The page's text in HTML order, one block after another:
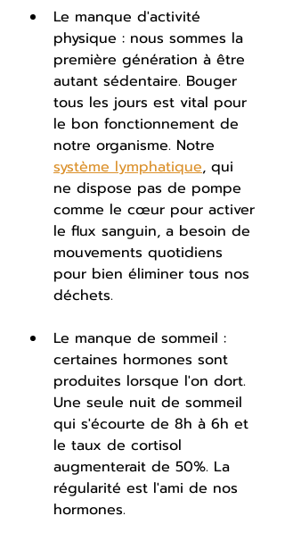
Le manque d'activité
physique : nous sommes la
première génération à être
autant sédentaire. Bouger
tous les jours est vital pour
le bon fonctionnement de
notre organisme. Notre
système lymphatique, qui
ne dispose pas de pompe
comme le cœur pour activer
le flux sanguin, a besoin de
mouvements quotidiens
pour bien éliminer tous nos
déchets.
Le manque de sommeil :
certaines hormones sont
produites lorsque l'on dort.
Une seule nuit de sommeil
qui s'écourte de 8h à 6h et
le taux de cortisol
augmenterait de 50%. La
régularité est l'ami de nos
hormones.